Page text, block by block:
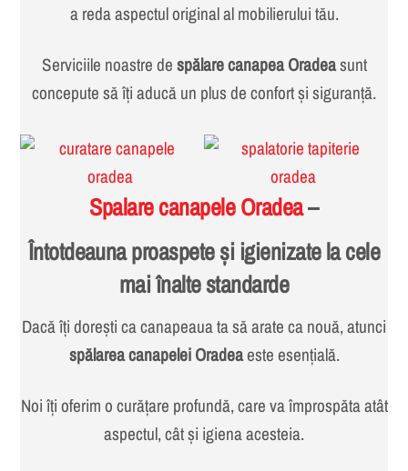
a reda aspectul original al mobilierului tău.
Serviciile noastre despălare canapea Oradeasunt
concepute să îți aducă un plus de confort și siguranță.
Spalare canapele Oradea–
Întotdeauna proaspete și igienizate la cele
mai înalte standarde
Dacă îți dorești ca canapeaua ta să arate ca nouă, atunci
spălarea canapelei Oradeaeste esențială.
Noi îți oferim o curățare profundă, care va împrospăta atât
aspectul, cât și igiena acesteia.